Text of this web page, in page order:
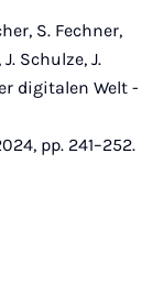
S. Fechner,
Schulze, J.
digitalen Welt -
pp. 241–252.